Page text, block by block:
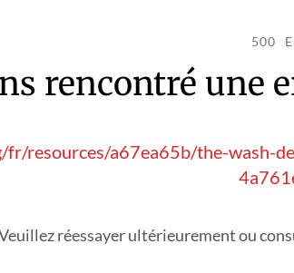
500
rencontré une
fr/resources/a67ea65b/the-
réessayer ultérieurement ou